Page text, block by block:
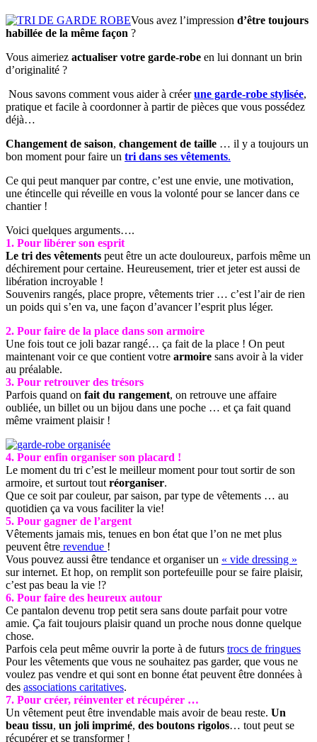
Vous avez l’impression d’être toujours
habillée de la même façon ?
Vous aimeriez actualiser votre garde-robe en lui donnant un brin
d’originalité ?
Nous savons comment vous aider à créerune garde-robe stylisée,
pratique et facile à coordonner à partir de pièces que vous possédez
déjà…
Changement de saison, changement de taille … il y a toujours un
bon moment pour faire un tri dans ses vêtements.
Ce qui peut manquer par contre, c’est une envie, une motivation,
une étincelle qui réveille en vous la volonté pour se lancer dans ce
chantier !
Voici quelques arguments….
1. Pour libérer son esprit
Le tri des vêtements peut être un acte douloureux, parfois même un
déchirement pour certaine. Heureusement, trier et jeter est aussi de
libération incroyable !
Souvenirs rangés, place propre, vêtements trier … c’est l’air de rien
un poids qui s’en va, une façon d’avancer l’esprit plus léger.
2. Pour faire de la place dans son armoire
Une fois tout ce joli bazar rangé… ça fait de la place ! On peut
maintenant voir ce que contient votre armoire sans avoir à la vider
au préalable.
3. Pour retrouver des trésors
Parfois quand on fait du rangement, on retrouve une affaire
oubliée, un billet ou un bijou dans une poche … et ça fait quand
même vraiment plaisir !
4. Pour enfin organiser son placard !
Le moment du tri c’est le meilleur moment pour tout sortir de son
armoire, et surtout tout réorganiser.
Que ce soit par couleur, par saison, par type de vêtements … au
quotidien ça va vous faciliter la vie!
5. Pour gagner de l’argent
Vêtements jamais mis, tenues en bon état que l’on ne met plus
peuvent être revendue !
Vous pouvez aussi être tendance et organiser un « vide dressing »
sur internet. Et hop, on remplit son portefeuille pour se faire plaisir,
c’est pas beau la vie !?
6. Pour faire des heureux autour
Ce pantalon devenu trop petit sera sans doute parfait pour votre
amie. Ça fait toujours plaisir quand un proche nous donne quelque
chose.
Parfois cela peut même ouvrir la porte à de futurs trocs de fringues
Pour les vêtements que vous ne souhaitez pas garder, que vous ne
voulez pas vendre et qui sont en bonne état peuvent être données à
des associations caritatives.
7. Pour créer, réinventer et récupérer …
Un vêtement peut être invendable mais avoir de beau reste. Un
beau tissu, un joli imprimé, des boutons rigolos… tout peut se
récupérer et se transformer !